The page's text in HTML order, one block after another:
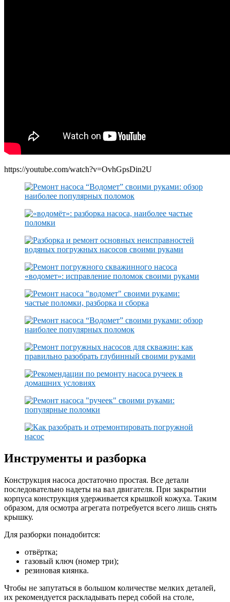
https://youtube.com/watch?v=OvhGpsDin2U
Инструменты и разборка
Конструкция насоса достаточно простая. Все детали
последовательно надеты на вал двигателя. При закрытии
корпуса конструкция удерживается крышкой кожуха. Таким
образом, для осмотра агрегата потребуется всего лишь снять
крышку.
Для разборки понадобится:
отвёртка;
газовый ключ (номер три);
резиновая киянка.
Чтобы не запутаться в большом количестве мелких деталей,
их рекомендуется раскладывать перед собой на столе,